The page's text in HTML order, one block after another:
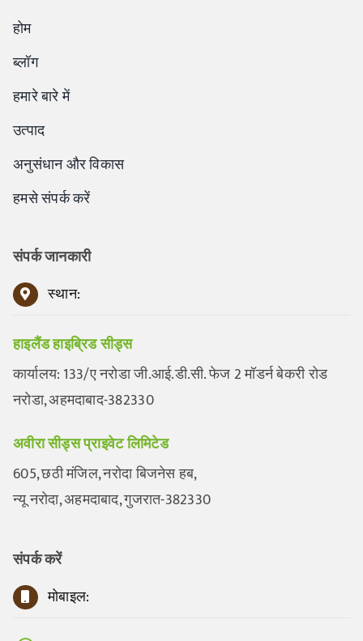
होम
ब्लॉग
हमारे बारे में
उत्पाद
अनुसंधान और विकास
हमसे संपर्क करें
संपर्क जानकारी
स्थान:
हाइलैंड हाइब्रिड सीड्स
कार्यालय: 133/ए नरोडा जी.आई.डी.सी. फेज 2 मॉडर्न बेकरी रोड
नरोडा, अहमदाबाद-382330
अवीरा सीड्स प्राइवेट लिमिटेड
605, छठी मंजिल, नरोदा बिजनेस हब,
न्यू नरोदा, अहमदाबाद, गुजरात-382330
संपर्क करें
मोबाइल: